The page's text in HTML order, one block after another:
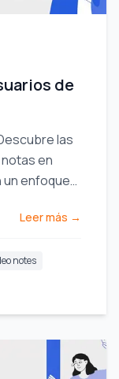
de
las
en
un enfoque
Leer más →
notes